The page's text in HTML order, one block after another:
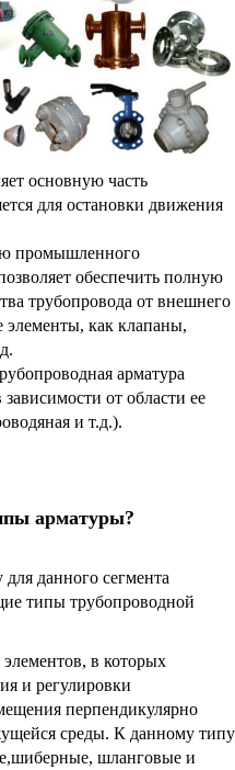
основную часть
для остановки движения
промышленного
обеспечить полную
трубопровода от внешнего
элементы, как клапаны,
арматура
от области ее
и т.д.).
арматуры?
данного сегмента
типы трубопроводной
в которых
и регулировки
перпендикулярно
среды. К данному типу
шланговые и